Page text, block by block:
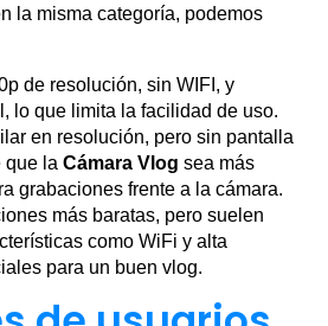
la misma categoría, podemos
de resolución, sin WIFI, y
lo que limita la facilidad de uso.
en resolución, pero sin pantalla
que la Cámara Vlog sea más
grabaciones frente a la cámara.
más baratas, pero suelen
como WiFi y alta
para un buen vlog.